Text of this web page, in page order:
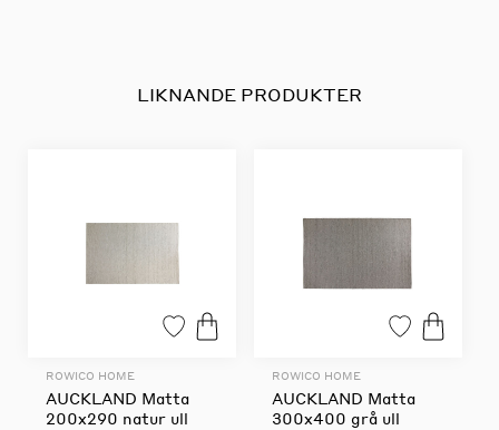
LIKNANDE PRODUKTER
ROWICO HOME
AUCKLAND Matta
200x290 natur ull
ROWICO HOME
AUCKLAND Matta
300x400 grå ull